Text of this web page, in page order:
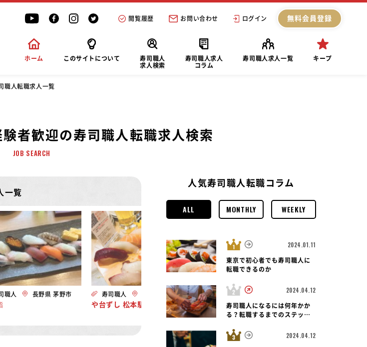
閲覧履歴 お問い合わせ ログイン 無料会員登録
ホーム このサイトについて
寿司職人
求人検索
寿司職人求人
コラム
寿司職人求人一覧 キープ
職人転職求人一覧
者歓迎の寿司職人転職求人検索
JOB SEARCH
一覧
職人 長野県 茅野市 寿司職人 長野県 松本市
や台ずし 松本駅前町
寿司職人 長野県 須坂市
廻転鮨処 海幸の宴（うみのう
たげ） 長野須坂店
人気寿司職人転職コラム
ALL MONTHLY WEEKLY
2024.01.11
東京で初心者でも寿司職人に
転職できるのか
2024.04.12
寿司職人になるには何年かか
る？転職するまでのステップ
2024.04.12